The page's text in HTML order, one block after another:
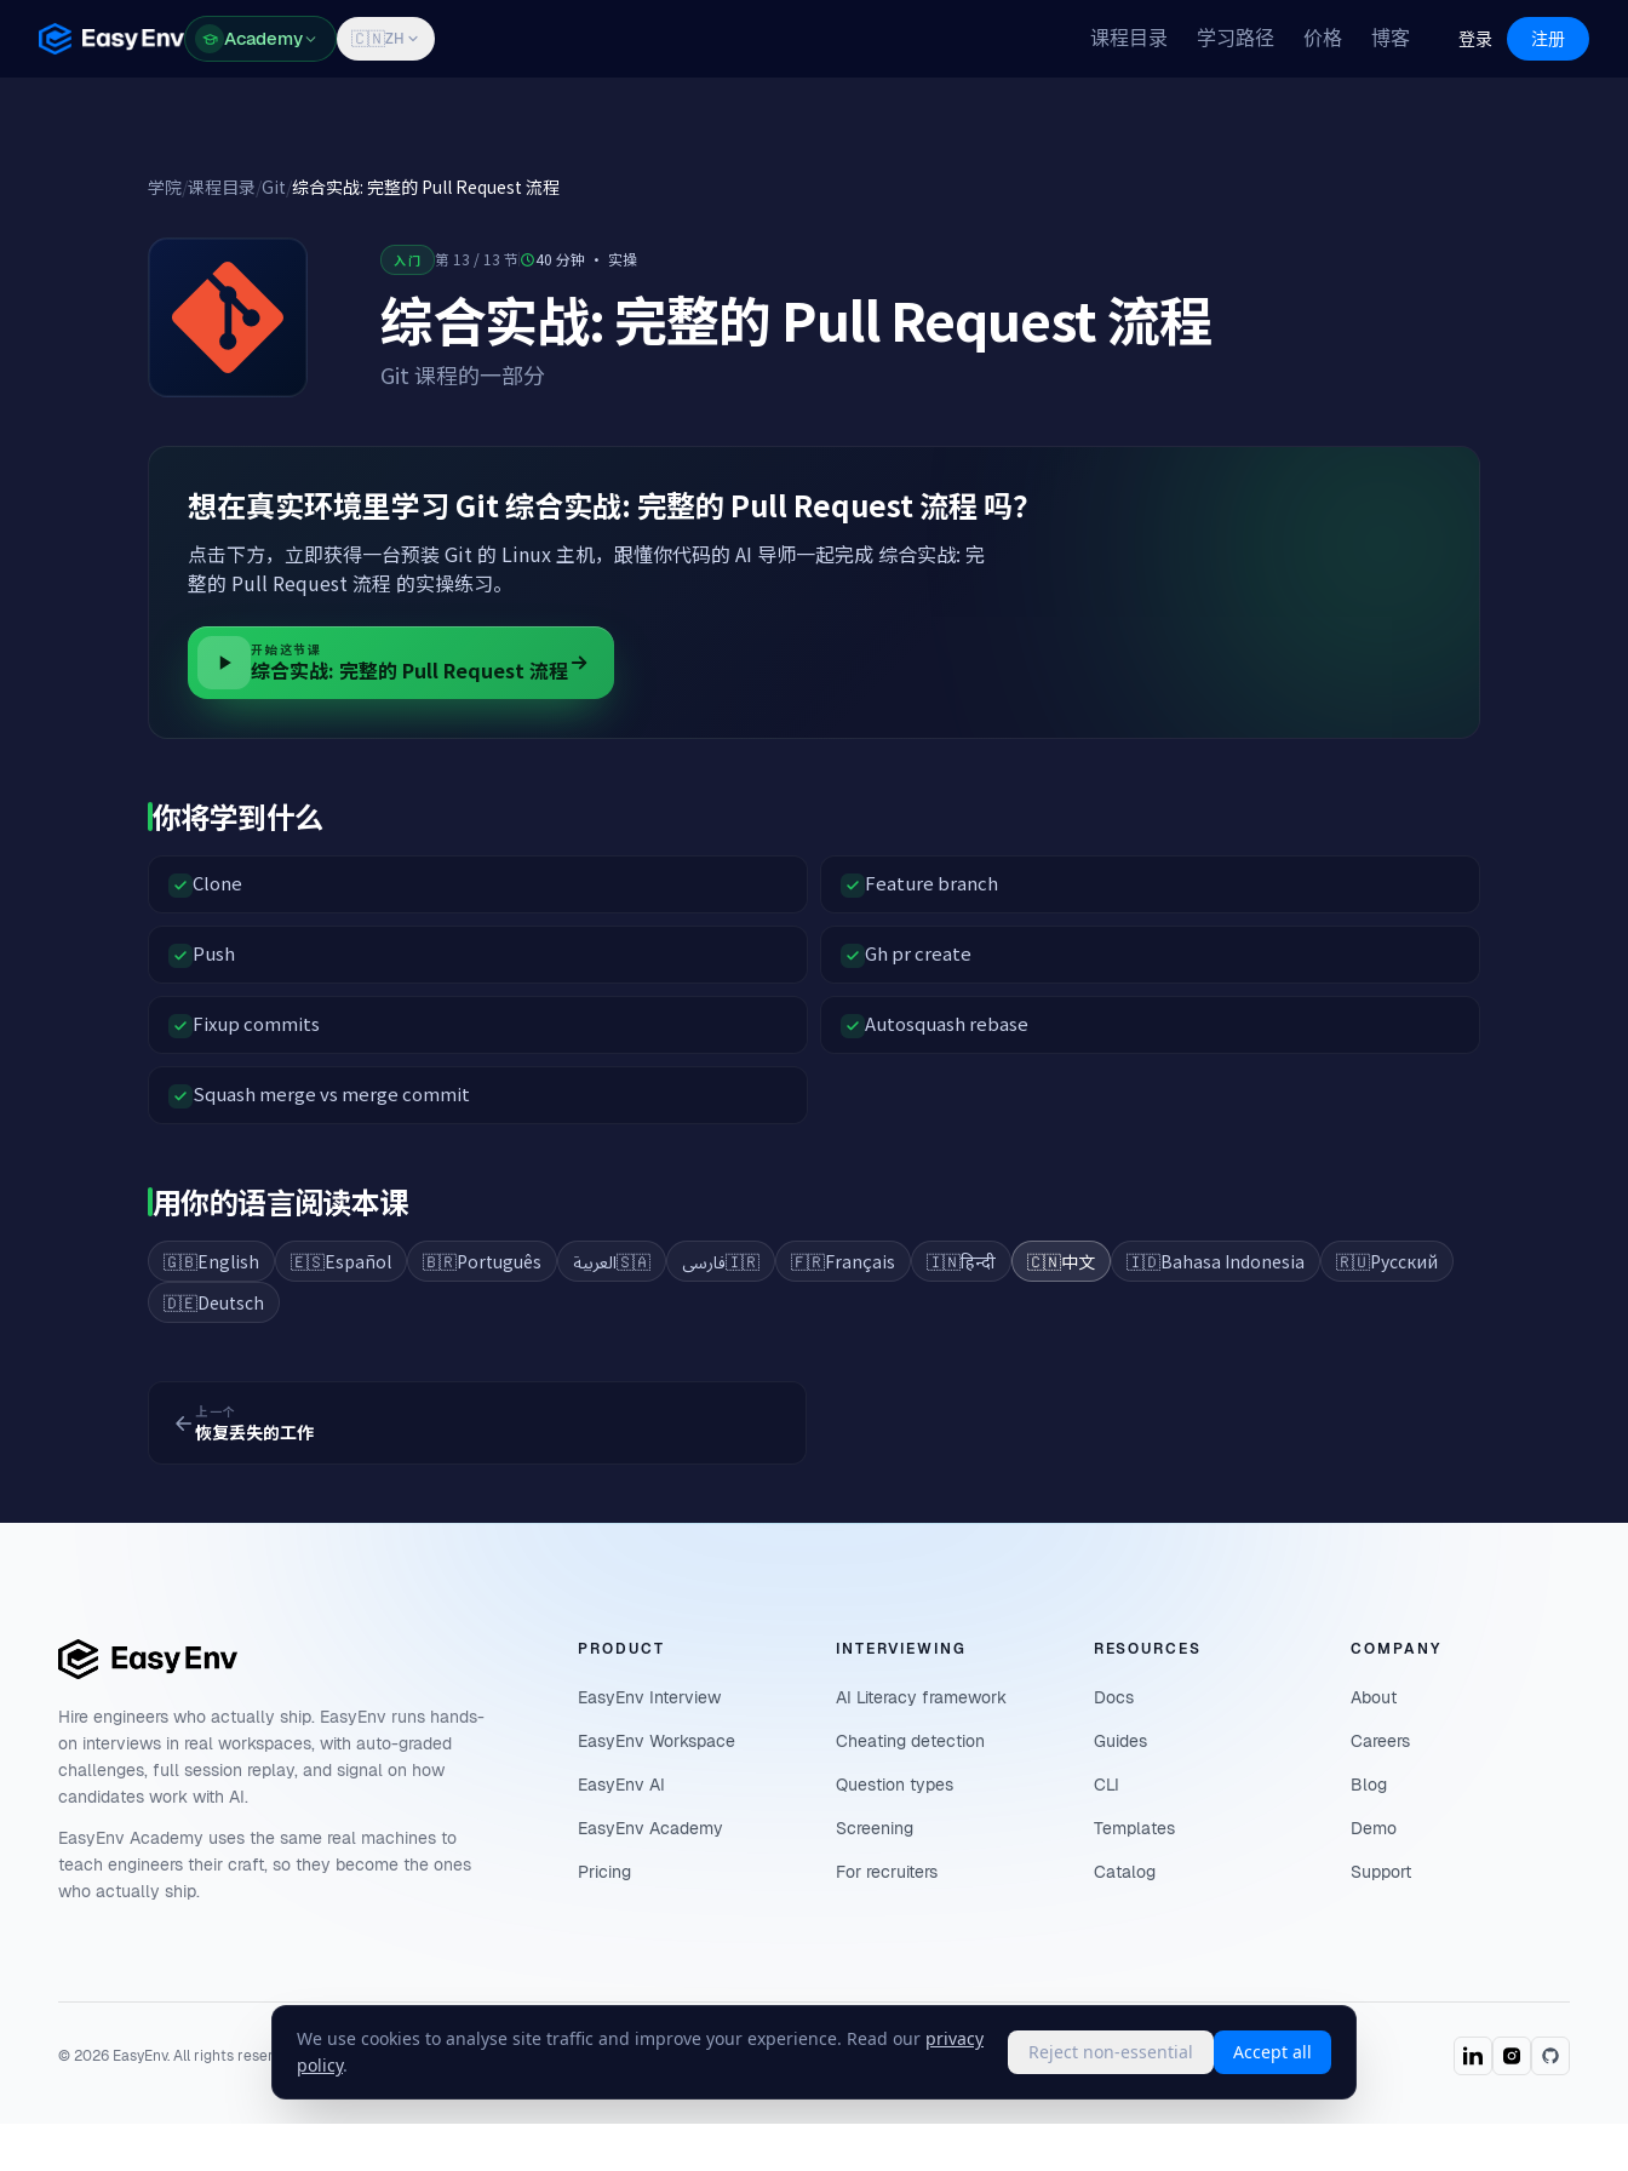
We use cookies to analyse site traffic and improve your experience. Read our privacy
policy.
Reject non-essential Accept all
Academy Features Pricing Blog Log in Sign Up
Academy 🇨🇳ZH 课程目录 学习路径 价格 博客 登录 注册
学院/课程目录/Git/综合实战: 完整的 Pull Request 流程
入门 第 13 / 13 节 40 分钟 · 实操
综合实战: 完整的 Pull Request 流程
Git 课程的一部分
想在真实环境里学习 Git 综合实战: 完整的 Pull Request 流程 吗？
点击下方，立即获得一台预装 Git 的 Linux 主机，跟懂你代码的 AI 导师一起完成 综合实战: 完
整的 Pull Request 流程 的实操练习。
开始这节课
综合实战: 完整的 Pull Request 流程
你将学到什么
Clone Feature branch
Push Gh pr create
Fixup commits Autosquash rebase
Squash merge vs merge commit
用你的语言阅读本课
🇬🇧English 🇪🇸Español 🇧🇷Português 🇸🇦العربية 🇮🇷فارسی 🇫🇷Français 🇮🇳हिन्दी 🇨🇳中文 🇮🇩Bahasa Indonesia 🇷🇺Русский
🇩🇪Deutsch
上一个
恢复丢失的工作
Hire engineers who actually ship. EasyEnv runs hands-
on interviews in real workspaces, with auto-graded
challenges, full session replay, and signal on how
candidates work with AI.
EasyEnv Academy uses the same real machines to
teach engineers their craft, so they become the ones
who actually ship.
PRODUCT
EasyEnv Interview
EasyEnv Workspace
EasyEnv AI
EasyEnv Academy
Pricing
INTERVIEWING
AI Literacy framework
Cheating detection
Question types
Screening
For recruiters
RESOURCES
Docs
Guides
CLI
Templates
Catalog
COMPANY
About
Careers
Blog
Demo
Support
©2026 EasyEnv. All rights reserved. Terms Status